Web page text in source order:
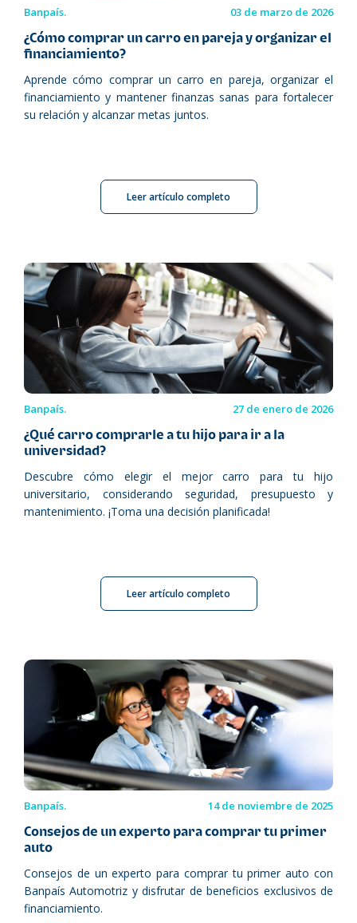
Banpaís. 03 de marzo de 2026
¿Cómo comprar un carro en pareja y organizar el
financiamiento?
Aprende cómo comprar un carro en pareja, organizar el
financiamiento y mantener finanzas sanas para fortalecer
su relación y alcanzar metas juntos.
Leer artículo completo
Banpaís. 27 de enero de 2026
¿Qué carro comprarle a tu hijo para ir a la
universidad?
Descubre cómo elegir el mejor carro para tu hijo
universitario, considerando seguridad, presupuesto y
mantenimiento. ¡Toma una decisión planificada!
Leer artículo completo
Banpaís. 14 de noviembre de 2025
Consejos de un experto para comprar tu primer
auto
Consejos de un experto para comprar tu primer auto con
Banpaís Automotriz y disfrutar de beneficios exclusivos de
financiamiento.